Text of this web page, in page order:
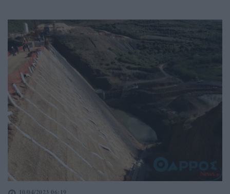
10/04/2023 06:19